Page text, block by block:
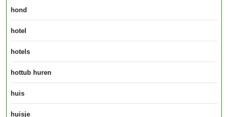
hond
hotel
hotels
hottub huren
huis
huisje